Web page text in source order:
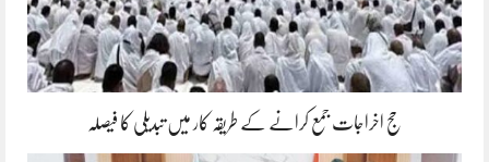
حج اخراجات جمع کرانے کے طریقہ کار میں تبدیلی کا فیصلہ